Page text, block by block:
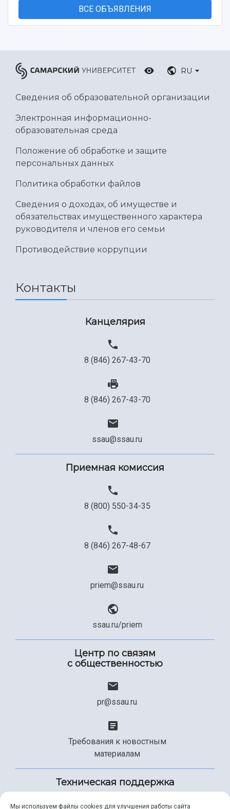
ВСЕ ОБЪЯВЛЕНИЯ
RU
Сведения об образовательной организации
Электронная информационно-
образовательная среда
Положение об обработке и защите
персональных данных
Политика обработки файлов
Сведения о доходах, об имуществе и
обязательствах имущественного характера
руководителя и членов его семьи
Противодействие коррупции
Контакты
Канцелярия
8 (846) 267-43-70
8 (846) 267-43-70
ssau@ssau.ru
Приемная комиссия
8 (800) 550-34-35
8 (846) 267-48-67
priem@ssau.ru
ssau.ru/priem
Центр по связям
с общественностью
pr@ssau.ru
Требования к новостным
материалам
Техническая поддержка
Мы используем файлы cookies для улучшения работы сайта